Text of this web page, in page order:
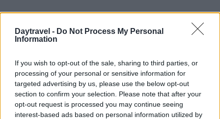
Daytravel - Do Not Process My Personal
Information
If you wish to opt-out of the sale, sharing to third parties, or
processing of your personal or sensitive information for
targeted advertising by us, please use the below opt-out
section to confirm your selection. Please note that after your
opt-out request is processed you may continue seeing
interest-based ads based on personal information utilized by
Continua a leggere
LUOGHI DA VEDERE